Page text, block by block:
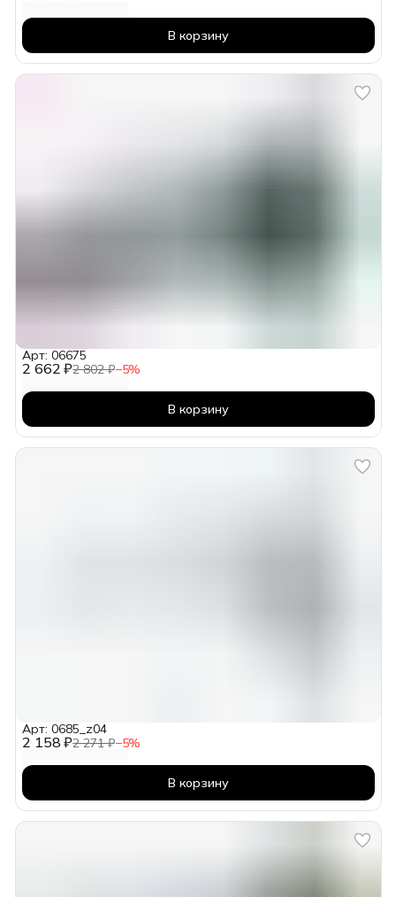
В корзину
2 662 ₽2 802 ₽−5%
Арт: 06675
В корзину
2 158 ₽2 271 ₽−5%
Арт: 0685_z04
В корзину